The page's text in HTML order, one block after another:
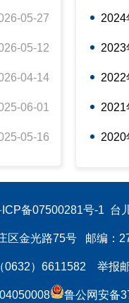
05-27
05-12
04-14
06-01
05-16
2024
2023
2022
2021
2020
ICP备07500281号-1
台
区金光路75号   邮编：
）6611582    举报
鲁公网安备